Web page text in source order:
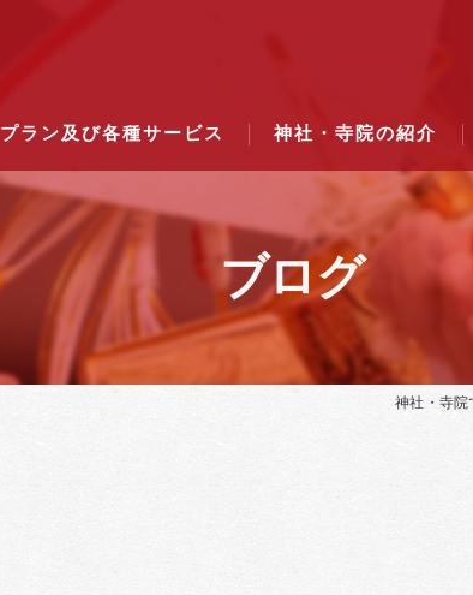
プラン及び各種サービス 神社・寺院の紹介
結婚式のできる東京都
結婚式のできる関東六
ブログ
神社・寺院